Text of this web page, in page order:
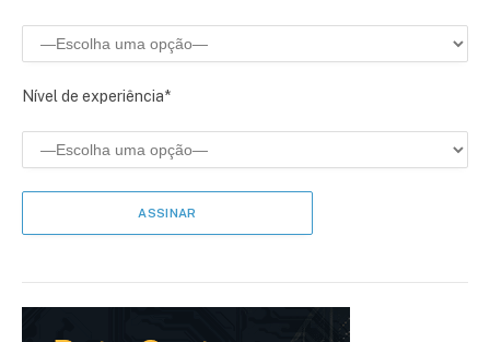
Nível de experiência*